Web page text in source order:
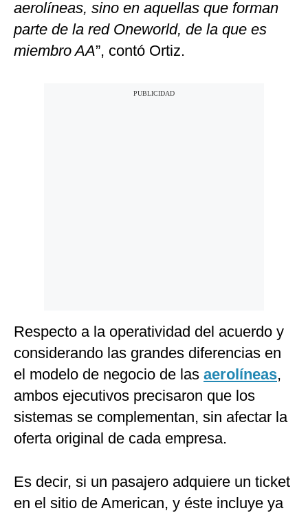
aerolíneas, sino en aquellas que forman
parte de la red Oneworld, de la que es
miembro AA”, contó Ortiz.
Respecto a la operatividad del acuerdo y
considerando las grandes diferencias en
el modelo de negocio de las aerolíneas,
ambos ejecutivos precisaron que los
sistemas se complementan, sin afectar la
oferta original de cada empresa.
Es decir, si un pasajero adquiere un ticket
en el sitio de American, y éste incluye ya